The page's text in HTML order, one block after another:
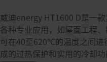
威迪energy HT1600 D是一
各种专业应用，如屋面工程
可在40至620℃的温度之间进
成的过热保护和实用的冷却功